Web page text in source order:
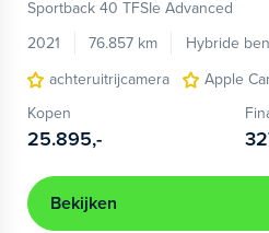
Sportback 40 TFSIe Advanced
2021
76.857 km Hybride
achteruitrijcamera
Apple
Kopen
25.895,-
Bekijken